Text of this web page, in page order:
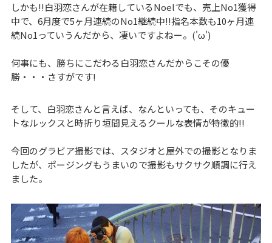
しかも!!白羽恋さんが在籍しているNoelでも、売上No1獲得
中で、6月度で5ヶ月連続のNo1継続中!!指名本数も10ヶ月連
続No1っていうんだから、凄いですよねー。('ω')
何事にも、勝ちにこだわる白羽恋さんだからこその優
勝・・・さすがです!
そして、白羽恋さんと言えば、なんといっても、そのキュー
トなルックスと時折り垣間見えるクールな表情が特徴的!!
今回のグラビア撮影では、スタジオと屋外での撮影となりま
したが、ポージングもうまいので撮影もサクサク順調に行え
ました。